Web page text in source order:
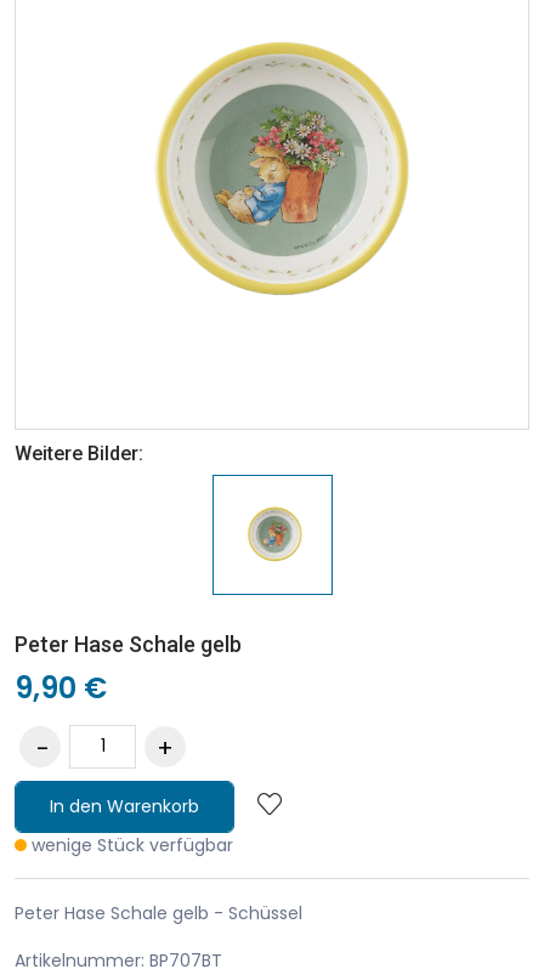
Weitere Bilder:
Peter Hase Schale gelb
9,90 €
In den Warenkorb
wenige Stück verfügbar
Peter Hase Schale gelb - Schüssel
Artikelnummer: BP707BT